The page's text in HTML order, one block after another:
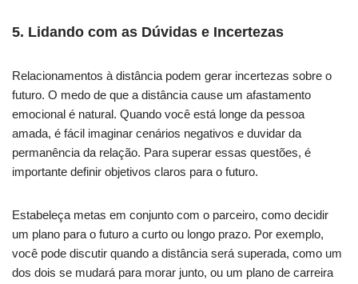
5. Lidando com as Dúvidas e Incertezas
Relacionamentos à distância podem gerar incertezas sobre o
futuro. O medo de que a distância cause um afastamento
emocional é natural. Quando você está longe da pessoa
amada, é fácil imaginar cenários negativos e duvidar da
permanência da relação. Para superar essas questões, é
importante definir objetivos claros para o futuro.
Estabeleça metas em conjunto com o parceiro, como decidir
um plano para o futuro a curto ou longo prazo. Por exemplo,
você pode discutir quando a distância será superada, como um
dos dois se mudará para morar junto, ou um plano de carreira